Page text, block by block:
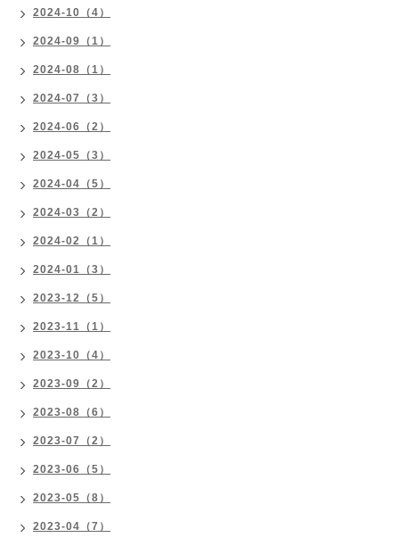
2024-10（4）
2024-09（1）
2024-08（1）
2024-07（3）
2024-06（2）
2024-05（3）
2024-04（5）
2024-03（2）
2024-02（1）
2024-01（3）
2023-12（5）
2023-11（1）
2023-10（4）
2023-09（2）
2023-08（6）
2023-07（2）
2023-06（5）
2023-05（8）
2023-04（7）